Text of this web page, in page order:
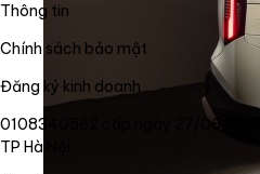
Thông tin
Chính sách bảo mật
Đăng ký kinh doanh
0108340562 cấp ngày 27/06/2018
TP Hà Nội